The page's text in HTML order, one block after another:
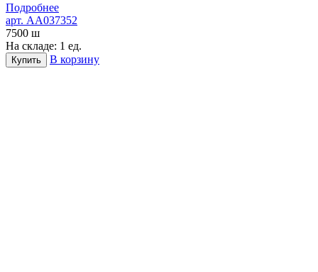
Подробнее
арт. AA037352
7500 ш
На складе: 1 ед.
Купить В корзину